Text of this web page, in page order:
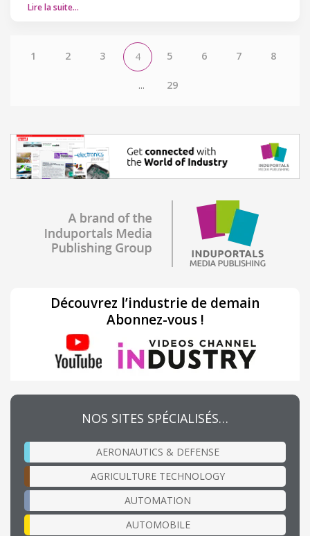
Lire la suite…
1 2 3 4 5 6 7 8
... 29
Découvrez l’industrie de demain
Abonnez-vous !
NOS SITES SPÉCIALISÉS…
AERONAUTICS & DEFENSE
AGRICULTURE TECHNOLOGY
AUTOMATION
AUTOMOBILE